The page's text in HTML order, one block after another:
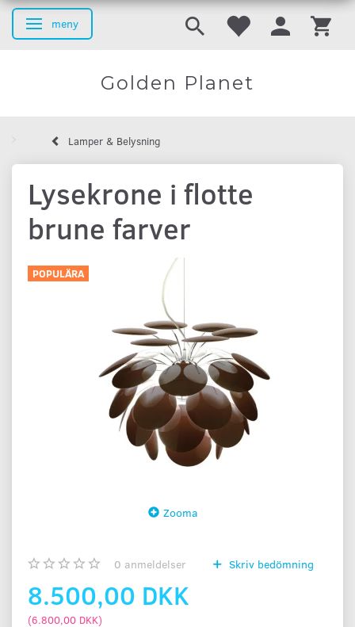
Ändra navigering
meny
Golden Planet
Lamper & Belysning
Lysekrone i flotte
brune farver
POPULÄRA
Zooma
0 anmeldelser Skriv bedömning
8.500,00 DKK
(6.800,00 DKK)